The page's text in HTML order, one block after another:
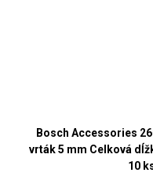
Bosch Accessories
vrták 5 mm Celková
10